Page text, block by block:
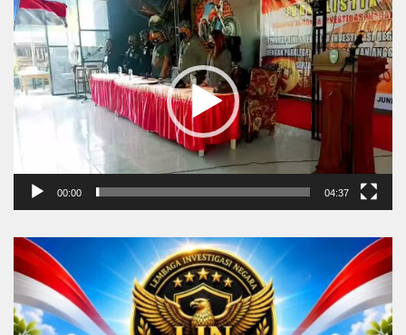
Player
00:00 04:37